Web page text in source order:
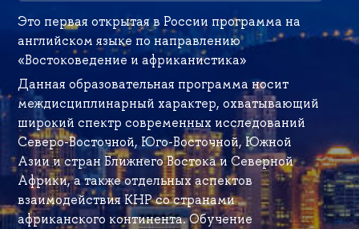
Это первая открытая в России программа на
английском языке по направлению
«Востоковедение и африканистика»
Данная образовательная программа носит
междисциплинарный характер, охватывающий
широкий спектр современных исследований
Северо-Восточной, Юго-Восточной, Южной
Азии и стран Ближнего Востока и Северной
Африки, а также отдельных аспектов
взаимодействия КНР со странами
африканского континента. Обучение